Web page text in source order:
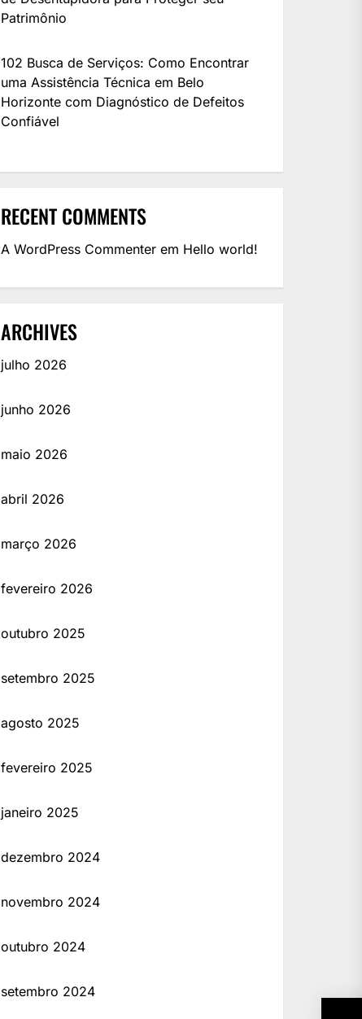
Patrimônio
102 Busca de Serviços: Como Encontrar
uma Assistência Técnica em Belo
Horizonte com Diagnóstico de Defeitos
Confiável
RECENT COMMENTS
A WordPress Commenter em Hello world!
ARCHIVES
julho 2026
junho 2026
maio 2026
abril 2026
março 2026
fevereiro 2026
outubro 2025
setembro 2025
agosto 2025
fevereiro 2025
janeiro 2025
dezembro 2024
novembro 2024
outubro 2024
setembro 2024